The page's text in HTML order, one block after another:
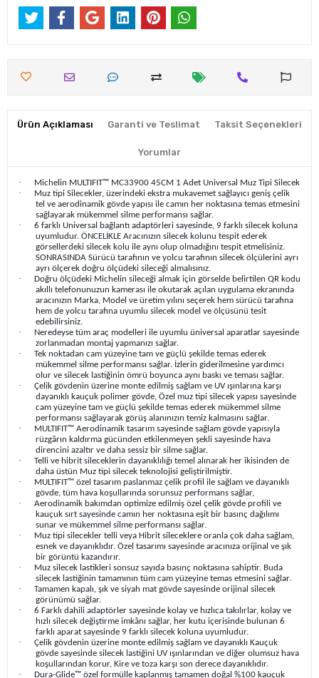
Ürün Açıklaması Garanti ve Teslimat Taksit Seçenekleri
Yorumlar
· Michelin MULTIFIT™ MC33900 45CM 1 Adet Universal Muz Tipi Silecek
·
Muz tipi Silecekler, üzerindeki ekstra mukavemet sağlayıcı geniş çelik
tel ve aerodinamik gövde yapısı ile camın her noktasına temas etmesini
sağlayarak mükemmel silme performansı sağlar.
·
6 farklı Universal bağlantı adaptörleri sayesinde, 9 farklı silecek koluna
uyumludur. ÖNCELİKLE Aracınızın silecek kolunu tespit ederek
görsellerdeki silecek kolu ile aynı olup olmadığını tespit etmelisiniz.
SONRASINDA Sürücü tarafının ve yolcu tarafının silecek ölçülerini ayrı
ayrı ölçerek doğru ölçüdeki sileceği almalısınız.
·
Doğru ölçüdeki Michelin sileceği almak için görselde belirtilen QR kodu
akıllı telefonunuzun kamerası ile okutarak açılan uygulama ekranında
aracınızın Marka, Model ve üretim yılını seçerek hem sürücü tarafına
hem de yolcu tarafına uyumlu silecek model ve ölçüsünü tesit
edebilirsiniz.
·
Neredeyse tüm araç modelleri ile uyumlu üniversal aparatlar sayesinde
zorlanmadan montaj yapmanızı sağlar.
·
Tek noktadan cam yüzeyine tam ve güçlü şekilde temas ederek
mükemmel silme performansı sağlar. İzlerin giderilmesine yardımcı
olur ve silecek lastiğinin ömrü boyunca aynı baskı ve teması sağlar.
·
Çelik gövdenin üzerine monte edilmiş sağlam ve UV ışınlarına karşı
dayanıklı kauçuk polimer gövde, Özel muz tipi silecek yapısı sayesinde
cam yüzeyine tam ve güçlü şekilde temas ederek mükemmel silme
performansı sağlayarak görüş alanınızın temiz kalmasını sağlar.
·
MULTIFIT™ Aerodinamik tasarım sayesinde sağlam gövde yapısıyla
rüzgârın kaldırma gücünden etkilenmeyen şekli sayesinde hava
direncini azaltır ve daha sessiz bir silme sağlar.
·
Telli ve hibrit sileceklerin dayanıklılığı temel alınarak her ikisinden de
daha üstün Muz tipi silecek teknolojisi geliştirilmiştir.
·
MULTIFIT™ özel tasarım paslanmaz çelik profil ile sağlam ve dayanıklı
gövde, tüm hava koşullarında sorunsuz performans sağlar,
·
Aerodinamik bakımdan optimize edilmiş özel çelik gövde profili ve
kauçuk sırt sayesinde camın her noktasına eşit bir basınç dağılımı
sunar ve mükemmel silme performansı sağlar.
·
Muz tipi silecekler telli veya Hibrit sileceklere oranla çok daha sağlam,
esnek ve dayanıklıdır. Özel tasarımı sayesinde aracınıza orijinal ve şık
bir görüntü kazandırır.
·
Muz silecek lastikleri sonsuz sayıda basınç noktasına sahiptir. Buda
silecek lastiğinin tamamının tüm cam yüzeyine temas etmesini sağlar.
·
Tamamen kapalı, şık ve siyah mat gövde sayesinde orijinal silecek
görünümü sağlar.
·
6 Farklı dahili adaptörler sayesinde kolay ve hızlıca takılırlar, kolay ve
hızlı silecek değiştirme imkânı sağlar, her kutu içerisinde bulunan 6
farklı aparat sayesinde 9 farklı silecek koluna uyumludur.
·
Çelik gövdenin üzerine monte edilmiş sağlam ve dayanıklı Kauçuk
gövde sayesinde silecek lastiğini UV ışınlarından ve diğer olumsuz hava
koşullarından korur, Kire ve toza karşı son derece dayanıklıdır.
· Dura-Glide™ özel formülle kaplanmış tamamen doğal %100 kauçuk